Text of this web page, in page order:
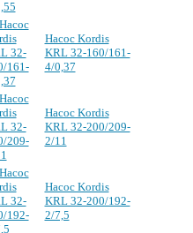
Насос Kordis
KRL 32-160/161-
4/0,37
Насос Kordis
KRL 32-200/209-
2/11
Насос Kordis
KRL 32-200/192-
2/7,5